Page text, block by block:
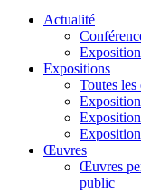
Actualité
Expositions
Toutes
Œuvres
Œuvres
public